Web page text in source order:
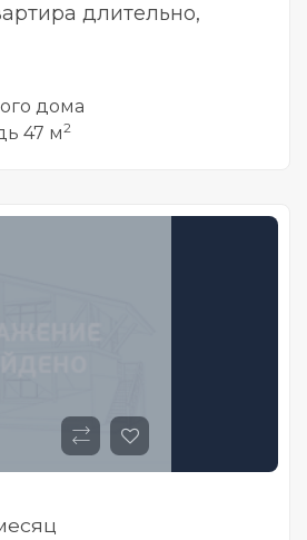
длительно,
дома
47 м2